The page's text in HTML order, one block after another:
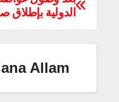
e
o
k
s
p
الدولية بإطلاق
Allam